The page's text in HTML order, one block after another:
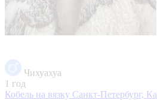
Чихуахуа
1 год
Кобель на вязку Санкт-Петербург,